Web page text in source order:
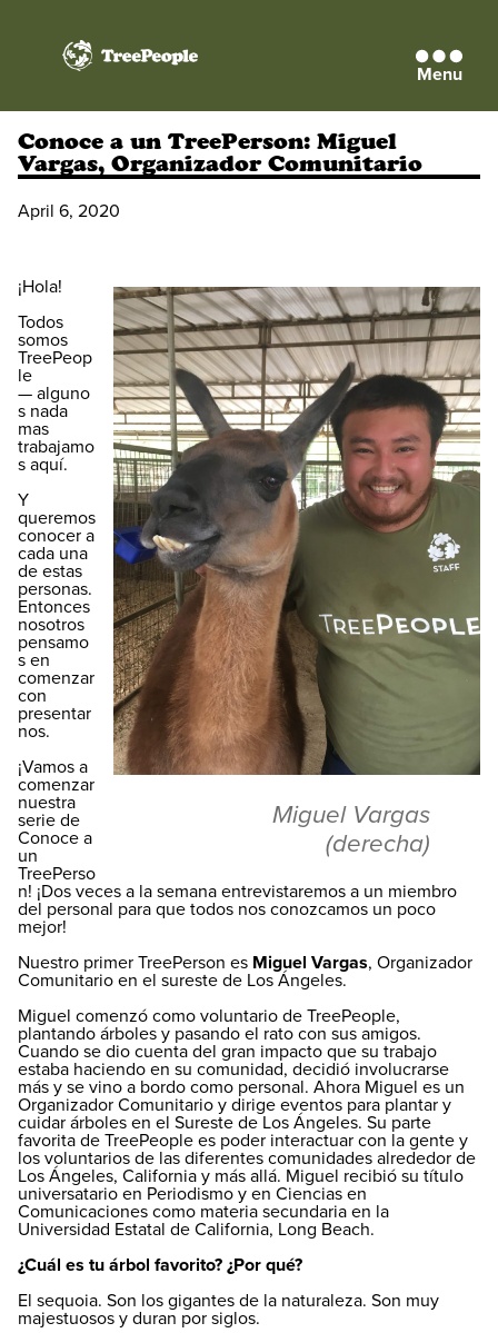
TreePeople Menu
Conoce a un TreePerson: Miguel
Vargas, Organizador Comunitario
April 6, 2020
Miguel Vargas
(derecha)
¡Hola!
Todos
somos
TreePeop
le
— alguno
s nada
mas
trabajamo
s aquí.
Y
queremos
conocer a
cada una
de estas
personas.
Entonces
nosotros
pensamo
s en
comenzar
con
presentar
nos.
¡Vamos a
comenzar
nuestra
serie de
Conoce a
un
TreePerso
n! ¡Dos veces a la semana entrevistaremos a un miembro
del personal para que todos nos conozcamos un poco
mejor!
Nuestro primer TreePerson es Miguel Vargas, Organizador
Comunitario en el sureste de Los Ángeles.
Miguel comenzó como voluntario de TreePeople,
plantando árboles y pasando el rato con sus amigos.
Cuando se dio cuenta del gran impacto que su trabajo
estaba haciendo en su comunidad, decidió involucrarse
más y se vino a bordo como personal. Ahora Miguel es un
Organizador Comunitario y dirige eventos para plantar y
cuidar árboles en el Sureste de Los Ángeles. Su parte
favorita de TreePeople es poder interactuar con la gente y
los voluntarios de las diferentes comunidades alrededor de
Los Ángeles, California y más allá. Miguel recibió su título
universatario en Periodismo y en Ciencias en
Comunicaciones como materia secundaria en la
Universidad Estatal de California, Long Beach.
¿Cuál es tu árbol favorito? ¿Por qué?
El sequoia. Son los gigantes de la naturaleza. Son muy
majestuosos y duran por siglos.